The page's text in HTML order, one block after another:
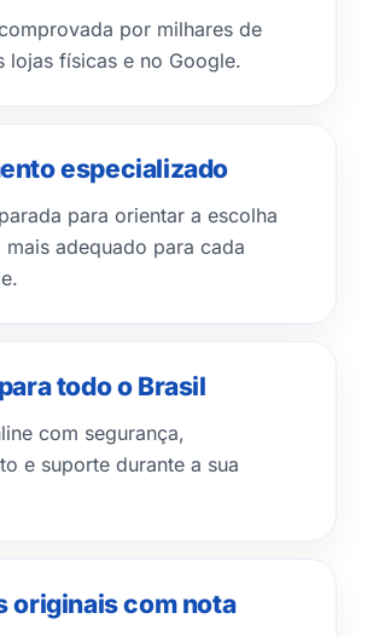
por milhares de
lojas físicas e no Google.
especializado
para orientar a escolha
adequado para cada
todo o Brasil
com segurança,
e suporte durante a sua
originais com nota